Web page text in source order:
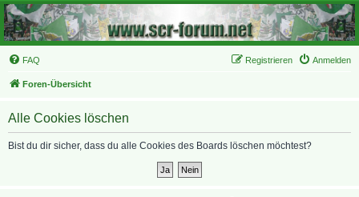
FAQ Anmelden
Registrieren
Foren-Übersicht
Alle Cookies löschen
Bist du dir sicher, dass du alle Cookies des Boards löschen möchtest?